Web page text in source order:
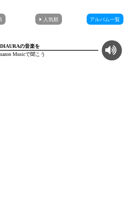
人気順 アルバム一覧
DIAURAの音楽を
Musicで聞こう